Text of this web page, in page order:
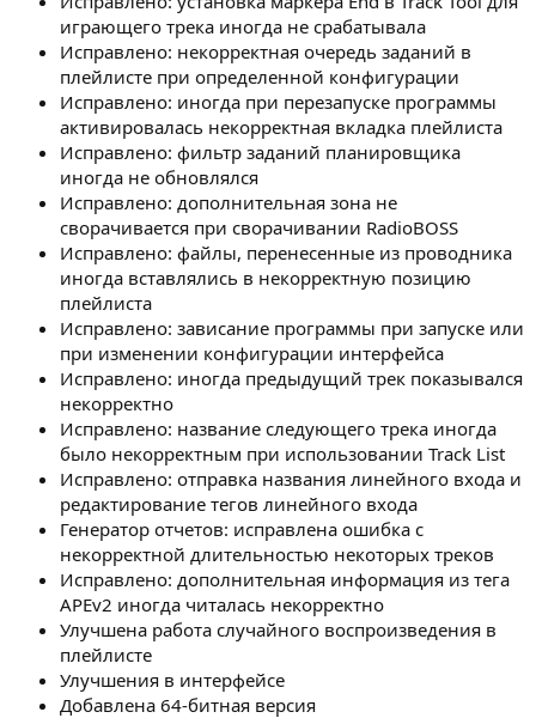
играющего трека иногда не срабатывала
Исправлено: некорректная очередь заданий в
плейлисте при определенной конфигурации
Исправлено: иногда при перезапуске программы
активировалась некорректная вкладка плейлиста
Исправлено: фильтр заданий планировщика
иногда не обновлялся
Исправлено: дополнительная зона не
сворачивается при сворачивании RadioBOSS
Исправлено: файлы, перенесенные из проводника
иногда вставлялись в некорректную позицию
плейлиста
Исправлено: зависание программы при запуске или
при изменении конфигурации интерфейса
Исправлено: иногда предыдущий трек показывался
некорректно
Исправлено: название следующего трека иногда
было некорректным при использовании Track List
Исправлено: отправка названия линейного входа и
редактирование тегов линейного входа
Генератор отчетов: исправлена ошибка с
некорректной длительностью некоторых треков
Исправлено: дополнительная информация из тега
APEv2 иногда читалась некорректно
Улучшена работа случайного воспроизведения в
плейлисте
Улучшения в интерфейсе
Добавлена 64-битная версия